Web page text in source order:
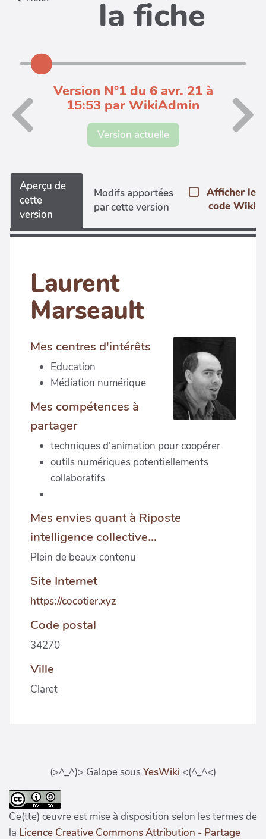
la fiche
Version N°1 du 6 avr. 21 à
15:53 par WikiAdmin
Version actuelle
Aperçu de
cette
version
Modifs apportées
par cette version
Afficher le
code Wiki
Laurent
Marseault
Mes centres d'intérêts
Education
Médiation numérique
Mes compétences à
partager
techniques d'animation pour coopérer
outils numériques potentiellements
collaboratifs
Mes envies quant à Riposte
intelligence collective...
Plein de beaux contenu
Site Internet
https://cocotier.xyz
Code postal
34270
Ville
Claret
(>^_^)> Galope sousYesWiki <(^_^<)
Ce(tte) œuvre est mise à disposition selon les termes de
la Licence Creative Commons Attribution - Partage